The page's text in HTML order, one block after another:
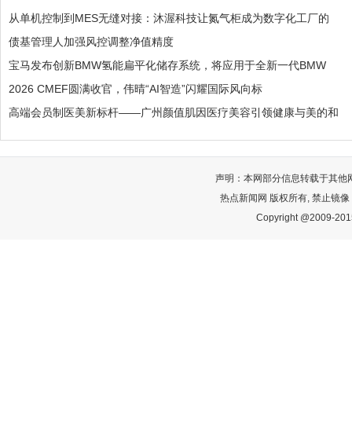
从单机控制到MES无缝对接：沐渥科技让氮气柜成为数字化工厂的
债基管理人加强风控调整净值精度
宝马发布创新BMW氢能扁平化储存系统，将应用于全新一代BMW
2026 CMEF圆满收官，伟晴“AI智造”闪耀国际风向标
高端会员制医美新标杆——广州颜值肌因医疗美容引领健康与美的和
声明：本网部分信息转载于其他
热点新闻网 版权所有, 禁止镜
Copyright @2009-